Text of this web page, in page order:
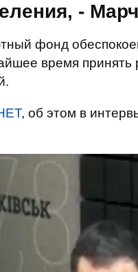
-
фонд
время
, об этом в